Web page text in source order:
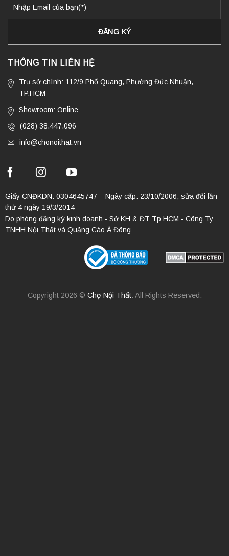
THÔNG TIN LIÊN HỆ
Trụ sở chính: 112/9 Phổ Quang, Phường Đức Nhuận,
TP.HCM
Showroom: Online
(028) 38.447.096
info@chonoithat.vn
Giấy CNĐKDN: 0304645747 – Ngày cấp: 23/10/2006, sửa đổi lần
thứ 4 ngày 19/3/2014
Do phòng đăng ký kinh doanh - Sở KH & ĐT Tp HCM - Công Ty
TNHH Nội Thất và Quảng Cáo Á Đông
Copyright 2026 © Chợ Nội Thất. All Rights Reserved.